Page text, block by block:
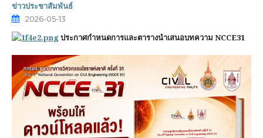
ข่าวประชาสัมพันธ์
2026-05-13
ประกาศกำหนดการและตารางนำเสนอบทความ NCCE31